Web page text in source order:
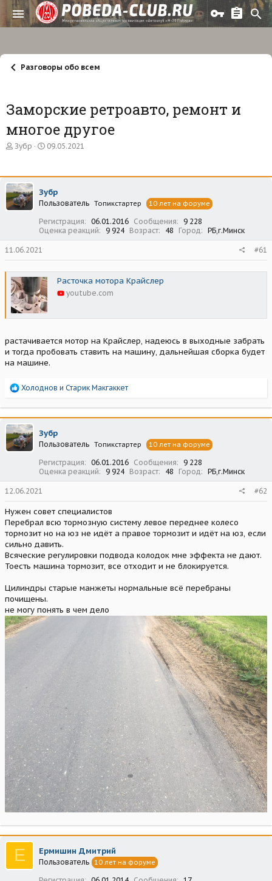
Разговоры обо всем
Заморские ретроавто, ремонт и
многое другое
А
о
р
т
е
Зубр
Д
а
а
ч
л
а
09.05.2021
Зубр
Пользователь Топикстартер 10 лет на форуме
Регистрация 06.01.2016 Сообщения
9 228
Оценка реакций
9 924 Возраст 48 Город РБ,г.Минск
11.06.2021 #61
Расточка мотора Крайслер
youtube.com
растачивается мотор на Крайслер, надеюсь в выходные забрать
и тогда пробовать ставить на машину, дальнейшая сборка будет
на машине.
Р
а
к
ц
и
и
Холоднов и Старик Макгаккет
Зубр
Пользователь Топикстартер 10 лет на форуме
Регистрация 06.01.2016 Сообщения
9 228
Оценка реакций
9 924 Возраст 48 Город РБ,г.Минск
12.06.2021 #62
Нужен совет специалистов
Перебрал всю тормозную систему левое переднее колесо
тормозит но на юз не идёт а правое тормозит и идёт на юз, если
сильно давить.
Всяческие регулировки подвода колодок мне эффекта не дают.
Тоесть машина тормозит, все отходит и не блокируется.
Цилиндры старые манжеты нормальные всё перебраны
почищены.
не могу понять в чем дело
Е Ермишин Дмитрий
Пользователь 10 лет на форуме